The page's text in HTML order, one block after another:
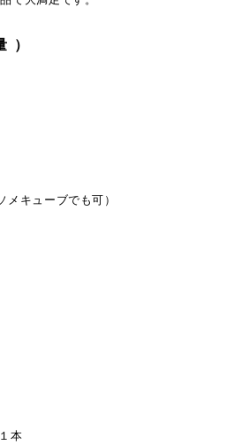
）
キューブでも可）
本